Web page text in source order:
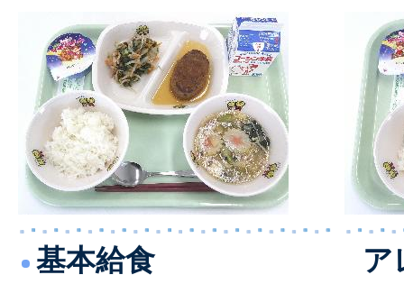
基本給食
ア